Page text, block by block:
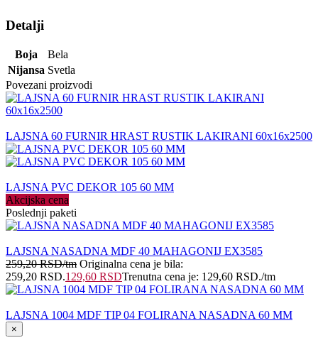
Detalji
Boja
Bela
Nijansa Svetla
Povezani proizvodi
LAJSNA 60 FURNIR HRAST RUSTIK LAKIRANI 60x16x2500
LAJSNA PVC DEKOR 105 60 MM
Akcijska cena
Poslednji paketi
LAJSNA NASADNA MDF 40 MAHAGONIJ EX3585
259,20RSD/tm Originalna cena je bila:
259,20 RSD.129,60 RSDTrenutna cena je: 129,60 RSD./tm
LAJSNA 1004 MDF TIP 04 FOLIRANA NASADNA 60 MM
×